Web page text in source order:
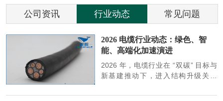
公司资讯 行业动态 常见问题
2026 电缆行业动态：绿色、智
能、高端化加速演进
2026 年，电缆行业在 “双碳” 目标与
新基建推动下，进入结构升级关键
大清晰趋势，市场格局持续优化。